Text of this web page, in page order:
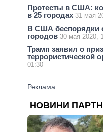
Протесты в США:
в 25 городах 31 мая
В США беспорядки
городов 30 мая 2020,
Трамп заявил о
террористической
01:30